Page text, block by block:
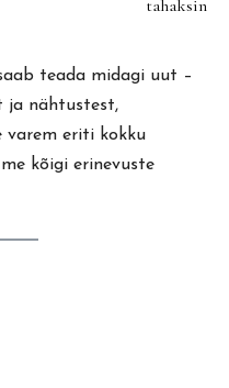
tahaksin
teada midagi uut –
ja nähtustest,
varem eriti kokku
kõigi erinevuste